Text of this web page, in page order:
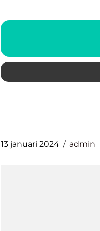
13 januari 2024 admin